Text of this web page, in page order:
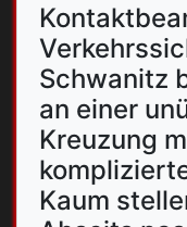
Schwanitz
an einer
Kreuzung
Kaum